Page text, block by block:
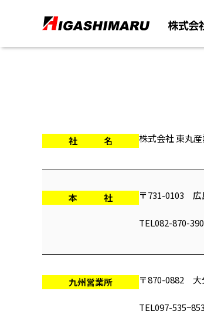
社 名 株式会社 東丸
本 社 〒731-0103 広
TEL082-870-
九州営業所 〒870-0882 大
TEL097-